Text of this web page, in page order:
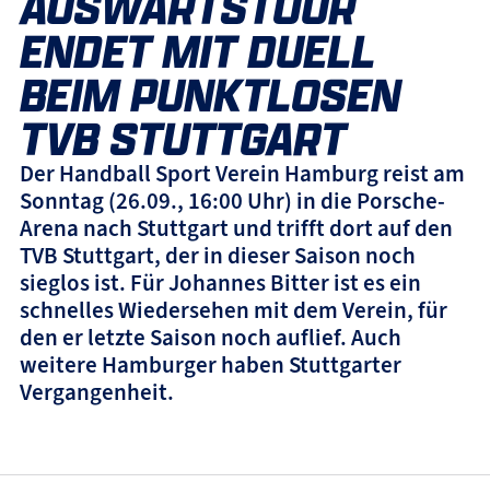
ENDET MIT DUELL
BEIM PUNKTLOSEN
TVB STUTTGART
Der Handball Sport Verein Hamburg reist am
Sonntag (26.09., 16:00 Uhr) in die Porsche-
Arena nach Stuttgart und trifft dort auf den
TVB Stuttgart, der in dieser Saison noch
sieglos ist. Für Johannes Bitter ist es ein
schnelles Wiedersehen mit dem Verein, für
den er letzte Saison noch auflief. Auch
weitere Hamburger haben Stuttgarter
Vergangenheit.